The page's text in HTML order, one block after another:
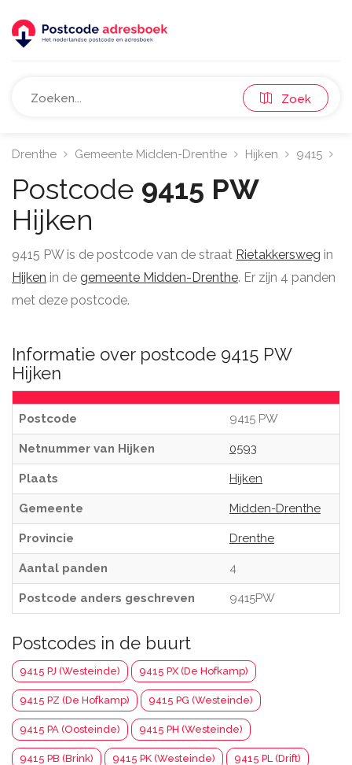
Zoek
Drenthe Gemeente Midden-Drenthe Hijken 9415
Postcode 9415 PW
Hijken
9415 PW is de postcode van de straat Rietakkersweg in
Hijken in de gemeente Midden-Drenthe. Er zijn 4 panden
met deze postcode.
Informatie over postcode 9415 PW
Hijken
Postcode 9415 PW
Netnummer van Hijken 0593
Plaats Hijken
Gemeente Midden-Drenthe
Provincie Drenthe
Aantal panden 4
Postcode anders geschreven 9415PW
Postcodes in de buurt
9415 PJ (Westeinde) 9415 PX (De Hofkamp)
9415 PZ (De Hofkamp) 9415 PG (Westeinde)
9415 PA (Oosteinde) 9415 PH (Westeinde)
9415 PB (Brink) 9415 PK (Westeinde) 9415 PL (Drift)